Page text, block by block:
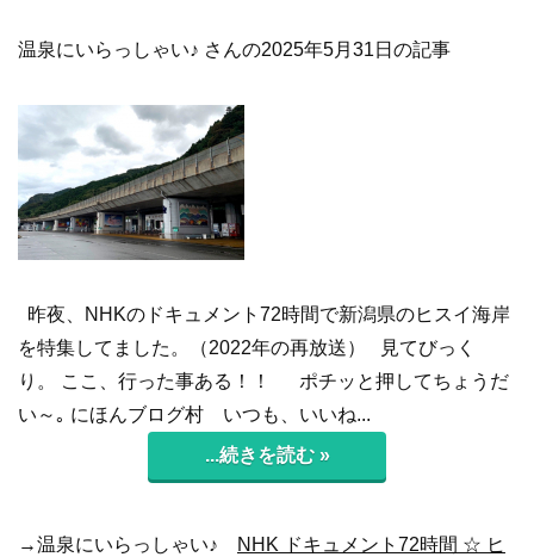
温泉にいらっしゃい♪ さんの2025年5月31日の記事
昨夜、NHKのドキュメント72時間で新潟県のヒスイ海岸
を特集してました。（2022年の再放送） 見てびっく
り。 ここ、行った事ある！！ ポチッと押してちょうだ
い～｡ にほんブログ村 いつも、いいね...
...続きを読む »
→温泉にいらっしゃい♪
NHK ドキュメント72時間 ☆ ヒ